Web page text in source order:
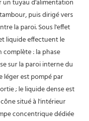
un tuyau d'alimentation
puis dirigé vers
la paroi. Sous l'effet
liquide effectuent le
: la phase
sur la paroi interne du
léger est pompé par
; le liquide dense est
situé à l'intérieur
concentrique dédiée